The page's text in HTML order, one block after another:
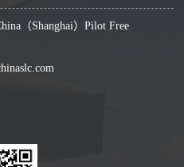
（Shanghai）Pilot Free